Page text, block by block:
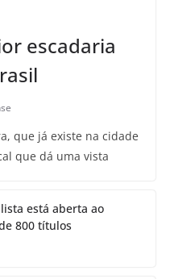
escadaria
que já existe na cidade
que dá uma vista
está aberta ao
800 títulos